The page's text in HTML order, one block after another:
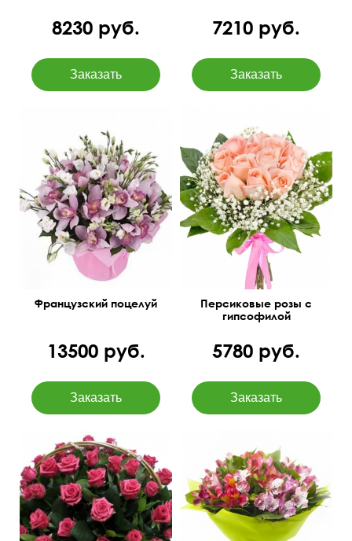
8230 руб. 7210 руб.
Букет из орхидеи
(цимбидиум) и эустомы,
способный показать всю
серьезность ваших
намерений.
50 см
45 см
Французский поцелуй
13500 руб.
50 см 35 см
Персиковые розы с
гипсофилой
5780 руб.
75 см 65 см 17 веток альстромерий